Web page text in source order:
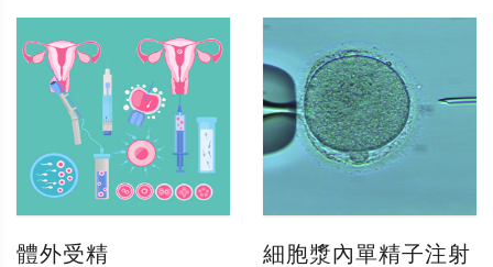
體外受精 細胞漿內單精子注射